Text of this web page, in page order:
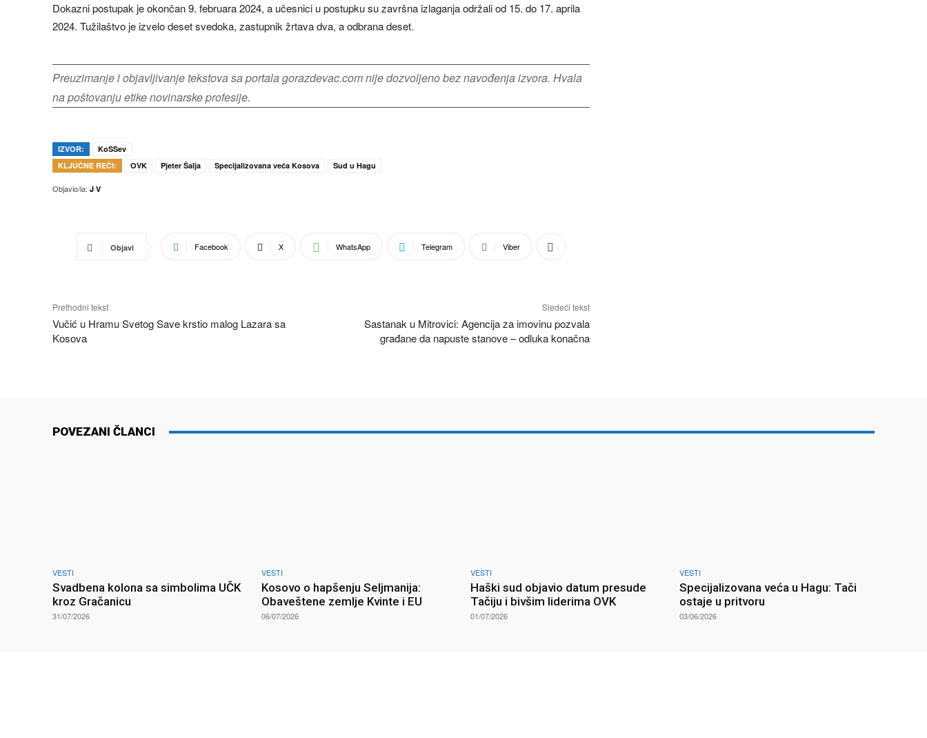
Dokazni postupak je okončan 9. februara 2024, a učesnici u postupku su završna izlaganja održali od 15. do 17. aprila
2024. Tužilaštvo je izvelo deset svedoka, zastupnik žrtava dva, a odbrana deset.
Preuzimanje i objavljivanje tekstova sa portala gorazdevac.com nije dozvoljeno bez navođenja izvora. Hvala
na poštovanju etike novinarske profesije.
IZVOR:
KoSSev
KLJUČNE REČI:
OVK Pjeter Šalja Specijalizovana veća Kosova Sud u Hagu
Objavio/la: J V
Objavi Facebook X WhatsApp Telegram Viber
Prethodni tekst
Vučić u Hramu Svetog Save krstio malog Lazara sa
Kosova
Sledeći tekst
Sastanak u Mitrovici: Agencija za imovinu pozvala
građane da napuste stanove – odluka konačna
POVEZANI ČLANCI
VESTI
Svadbena kolona sa simbolima UČK
kroz Gračanicu
31/07/2026
VESTI
Kosovo o hapšenju Seljmanija:
Obaveštene zemlje Kvinte i EU
06/07/2026
VESTI
Haški sud objavio datum presude
Tačiju i bivšim liderima OVK
01/07/2026
VESTI
Specijalizovana veća u Hagu: Tači
ostaje u pritvoru
03/06/2026